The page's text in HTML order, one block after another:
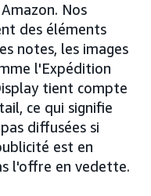
Nos
des éléments
notes, les images
l'Expédition
tient compte
ce qui signifie
diffusées si
est en
l'offre en vedette.